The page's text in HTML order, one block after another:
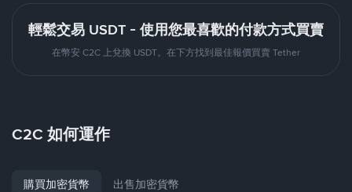
輕鬆交易 USDT - 使用您最喜歡的付款方式買賣
在幣安 C2C 上兌換 USDT。在下方找到最佳報價買賣 Tether
C2C 如何運作
購買加密貨幣 出售加密貨幣